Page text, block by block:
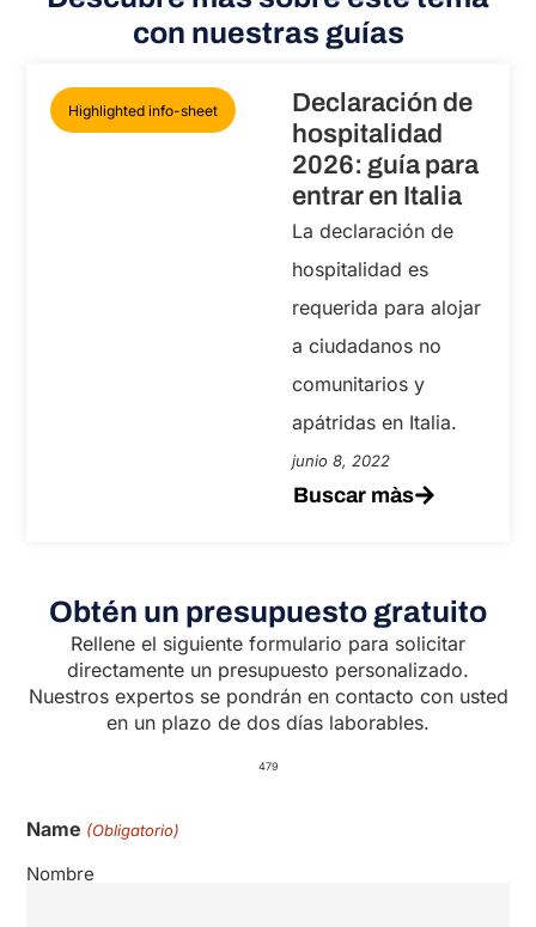
con nuestras guías
Highlighted info-sheet
Declaración de
hospitalidad
2026: guía para
entrar en Italia
La declaración de
hospitalidad es
requerida para alojar
a ciudadanos no
comunitarios y
apátridas en Italia.
junio 8, 2022
Buscar màs
Obtén un presupuesto gratuito
Rellene el siguiente formulario para solicitar
directamente un presupuesto personalizado.
Nuestros expertos se pondrán en contacto con usted
en un plazo de dos días laborables.
479
Name (Obligatorio)
Nombre